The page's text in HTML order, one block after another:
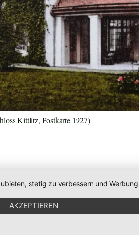
Kittlitz, Postkarte 1927)
stetig zu verbessern und
AKZEPTIEREN